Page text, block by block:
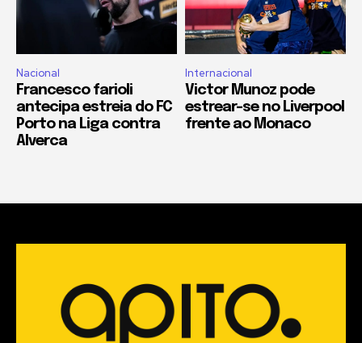
Nacional
Francesco farioli
antecipa estreia do FC
Porto na Liga contra
Alverca
Internacional
Victor Munoz pode
estrear-se no Liverpool
frente ao Monaco